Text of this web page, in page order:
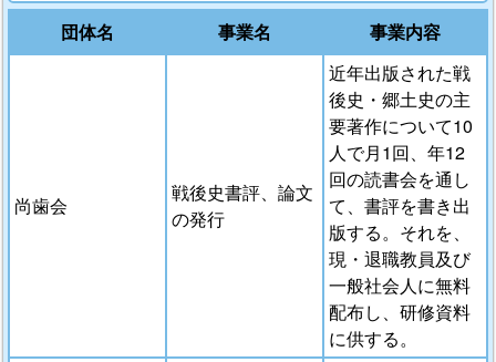
団体名
事業名 事業内容
尚歯会
戦後史書評、論文
の発行
近年出版された戦
後史・郷土史の主
要著作について10
人で月1回、年12
回の読書会を通し
て、書評を書き出
版する。それを、
現・退職教員及び
一般社会人に無料
配布し、研修資料
に供する。